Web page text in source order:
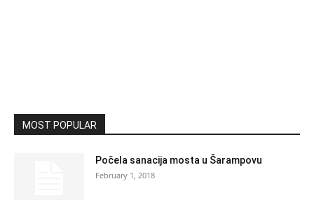
MOST POPULAR
Počela sanacija mosta u Šarampovu
February 1, 2018